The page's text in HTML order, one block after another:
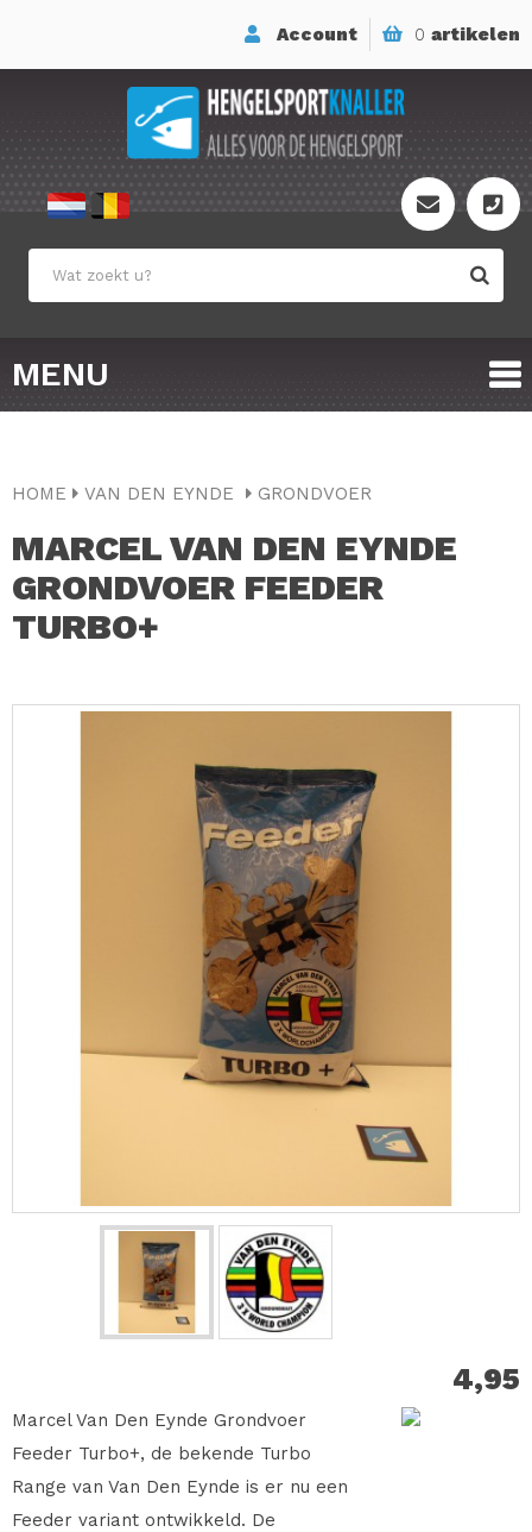
0 artikelen
Account
MENU
HOME VAN DEN EYNDE GRONDVOER
MARCEL VAN DEN EYNDE
GRONDVOER FEEDER
TURBO+
4,95
Marcel Van Den Eynde Grondvoer
Feeder Turbo+, de bekende Turbo
Range van Van Den Eynde is er nu een
Feeder variant ontwikkeld. De